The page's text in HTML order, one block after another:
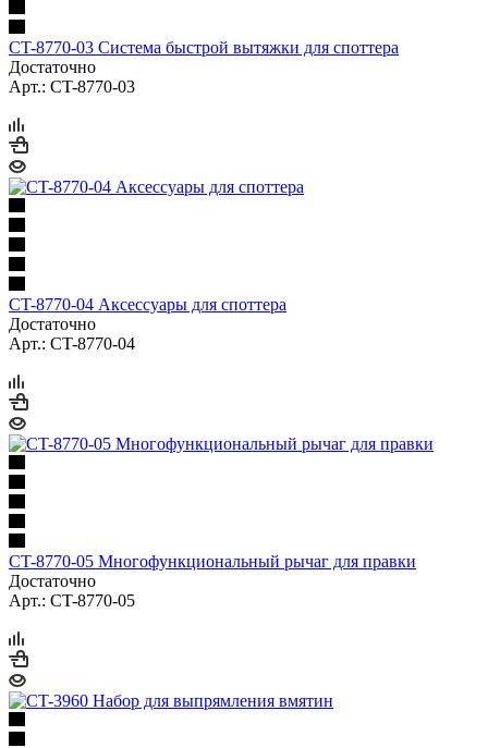
CT-8770-03 Система быстрой вытяжки для споттера
Достаточно
Арт.: CT-8770-03
CT-8770-04 Аксессуары для споттера
Достаточно
Арт.: CT-8770-04
CT-8770-05 Многофункциональный рычаг для правки
Достаточно
Арт.: CT-8770-05